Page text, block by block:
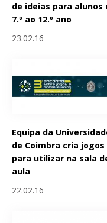
de ideias para alunos
7.º ao 12.º ano
23.02.16
Equipa da
de Coimbra cria jogos
para utilizar na sala
aula
22.02.16